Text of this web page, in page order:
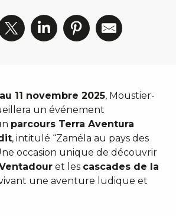
11 novembre 2025, Moustier-
un événement
parcours Terra Aventura
, intitulé “Zaméla au pays des
occasion unique de découvrir
et les cascades de la
une aventure ludique et